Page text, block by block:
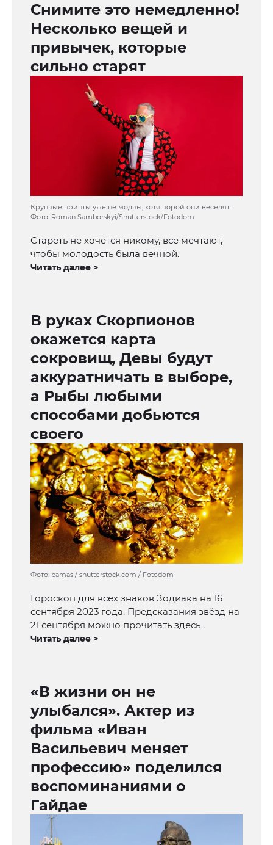
Снимите это немедленно!
Несколько вещей и
привычек, которые
сильно старят
Крупные принты уже не модны, хотя порой они веселят.
Фото: Roman Samborskyi/Shutterstock/Fotodom
Стареть не хочется никому, все мечтают,
чтобы молодость была вечной.
Читать далее >
В руках Скорпионов
окажется карта
сокровищ, Девы будут
аккуратничать в выборе,
а Рыбы любыми
способами добьются
своего
Фото: pamas / shutterstock.com / Fotodom
Гороскоп для всех знаков Зодиака на 16
сентября 2023 года. Предсказания звёзд на
21 сентября можно прочитать здесь .
Читать далее >
«В жизни он не
улыбался». Актер из
фильма «Иван
Васильевич меняет
профессию» поделился
воспоминаниями о
Гайдае